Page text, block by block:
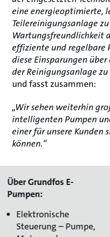
eine energieoptimierte,
Teilereinigungsanlage
Wartungsfreundlichkeit
effiziente und regelbare
diese Einsparungen
der Reinigungsanlage zu
und fasst zusammen:
„Wir sehen weiterhin
intelligenten Pumpen
einer für unsere Kunden
können.“
Über Grundfos E-
Pumpen:
Elektronische
Steuerung – Pumpe,